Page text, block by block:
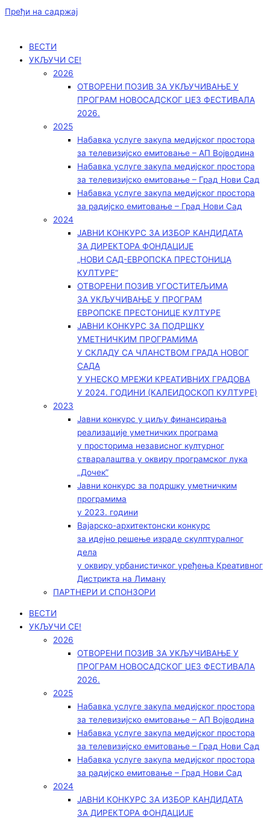
Пређи на садржај
ВЕСТИ
УКЉУЧИ СЕ!
2026
ОТВОРЕНИ ПОЗИВ ЗА УКЉУЧИВАЊЕ У
ПРОГРАМ НОВОСАДСКОГ ЏЕЗ ФЕСТИВАЛА
2026.
2025
Набавка услуге закупа медијског простора
за телевизијско емитовање – АП Војводинa
Набавка услуге закупа медијског простора
за телевизијско емитовање – Град Нови Сад
Набавка услуге закупа медијског простора
за радијско емитовање – Град Нови Сад
2024
ЈАВНИ КОНКУРС ЗА ИЗБОР КАНДИДАТА
ЗА ДИРЕКТОРА ФОНДАЦИЈЕ
„НОВИ САД-ЕВРОПСКА ПРЕСТОНИЦА
КУЛТУРЕ“
ОТВОРЕНИ ПОЗИВ УГОСТИТЕЉИМА
ЗА УКЉУЧИВАЊЕ У ПРОГРАМ
ЕВРОПСКЕ ПРЕСТОНИЦЕ КУЛТУРЕ
ЈАВНИ КОНКУРС ЗА ПОДРШКУ
УМЕТНИЧКИМ ПРОГРАМИМА
У СКЛАДУ СА ЧЛАНСТВОМ ГРАДА НОВОГ
САДА
У УНЕСКО МРЕЖИ КРЕАТИВНИХ ГРАДОВА
У 2024. ГОДИНИ (КАЛЕИДОСКОП КУЛТУРЕ)
2023
Јавни конкурс у циљу финансирања
реализације уметничких програма
у просторима независног културног
стваралаштва у оквиру програмског лука
„Дочек”
Јавни конкурс за подршку уметничким
програмима
у 2023. години
Вајарско-архитектонски конкурс
за идејно решење израде скулптуралног
дела
у оквиру урбанистичког уређења Креативног
Дистрикта на Лиману
ПАРТНЕРИ И СПОНЗОРИ
ВЕСТИ
УКЉУЧИ СЕ!
2026
ОТВОРЕНИ ПОЗИВ ЗА УКЉУЧИВАЊЕ У
ПРОГРАМ НОВОСАДСКОГ ЏЕЗ ФЕСТИВАЛА
2026.
2025
Набавка услуге закупа медијског простора
за телевизијско емитовање – АП Војводинa
Набавка услуге закупа медијског простора
за телевизијско емитовање – Град Нови Сад
Набавка услуге закупа медијског простора
за радијско емитовање – Град Нови Сад
2024
ЈАВНИ КОНКУРС ЗА ИЗБОР КАНДИДАТА
ЗА ДИРЕКТОРА ФОНДАЦИЈЕ